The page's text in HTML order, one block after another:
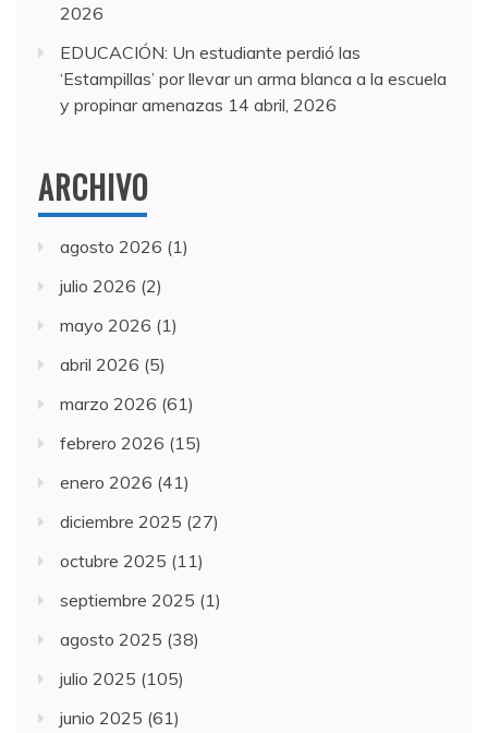
2026
EDUCACIÓN: Un estudiante perdió las
‘Estampillas’ por llevar un arma blanca a la escuela
y propinar amenazas 14 abril, 2026
ARCHIVO
agosto 2026 (1)
julio 2026 (2)
mayo 2026 (1)
abril 2026 (5)
marzo 2026 (61)
febrero 2026 (15)
enero 2026 (41)
diciembre 2025 (27)
octubre 2025 (11)
septiembre 2025 (1)
agosto 2025 (38)
julio 2025 (105)
junio 2025 (61)